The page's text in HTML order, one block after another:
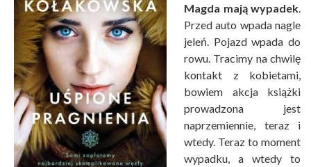
Magda mają wypadek.
Przed auto wpada nagle
jeleń. Pojazd wpada do
rowu. Tracimy na chwilę
kontakt z kobietami,
bowiem akcja książki
prowadzona jest
naprzemiennie, teraz i
wtedy. Teraz to moment
wypadku, a wtedy to